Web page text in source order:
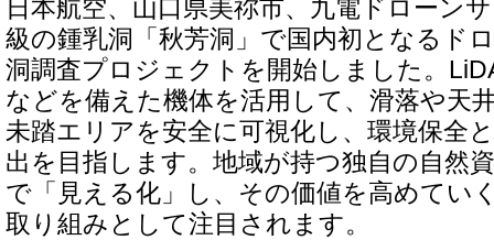
日本航空、山口県美祢市、九電ドローン
級の鍾乳洞「秋芳洞」で国内初となるド
洞調査プロジェクトを開始しました。
などを備えた機体を活用して、滑落や天
未踏エリアを安全に可視化し、環境保全
出を目指します。地域が持つ独自の自然
で「見える化」し、その価値を高めてい
取り組みとして注目されます。